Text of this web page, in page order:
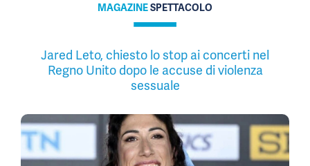
MAGAZINESPETTACOLO
Jared Leto, chiesto lo stop ai concerti nel
Regno Unito dopo le accuse di violenza
sessuale